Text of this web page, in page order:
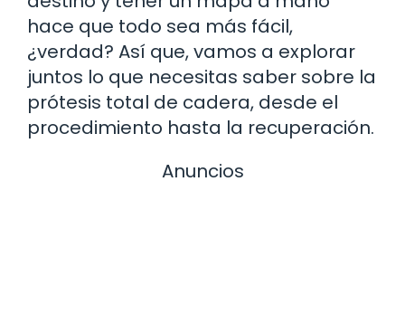
hace que todo sea más fácil,
¿verdad? Así que, vamos a explorar
juntos lo que necesitas saber sobre la
prótesis total de cadera, desde el
procedimiento hasta la recuperación.
Anuncios